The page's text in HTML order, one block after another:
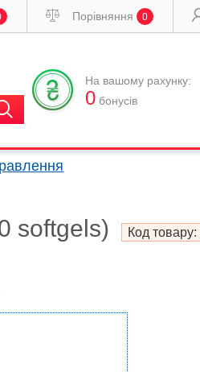
Порівняння 0
На вашому рахунку:
0 бонусів
softgels) Код товару: